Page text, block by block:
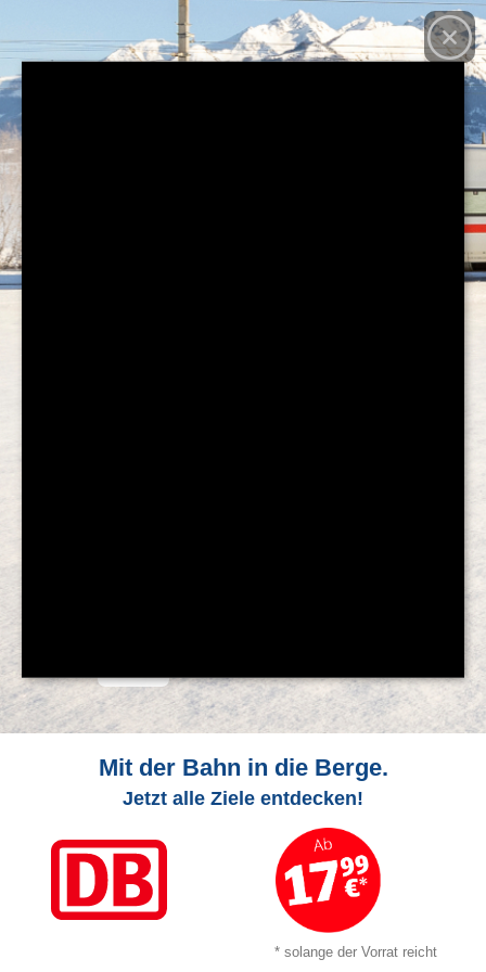
Mit der Bahn in die Berge.
Jetzt alle Ziele entdecken!
* solange der Vorrat reicht